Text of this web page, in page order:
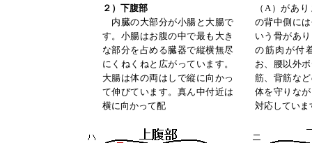
２）下腹部
内臓の大部分が小腸と大腸で
す。小腸はお腹の中で最も大き
な部分を占める臓器で縦横無尽
にくねくねと広がっています。
大腸は体の両はしで縦に向かっ
て伸びています。真ん中付近は
横に向かって配
（A）があ
の背中側に
いう骨があ
の筋肉が付
お、腰以外
筋、背筋な
体を守りな
対応していま